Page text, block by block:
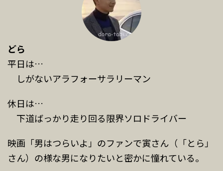
どら
平日は…
しがないアラフォーサラリーマン
休日は…
下道ばっかり走り回る限界ソロドライバー
映画「男はつらいよ」のファンで寅さん（「とら」
さん）の様な男になりたいと密かに憧れている。